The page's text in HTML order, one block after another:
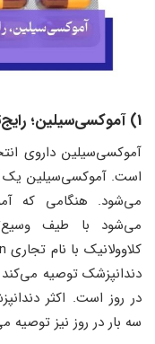
1) آموکسی‌سیلین؛ رایج‌ترین آنتی بیوتیک
آموکسی‌سیلین داروی
است. آموکسی‌سیلین یک
می‌شود. هنگامی که
می‌شود با طیف
سه بار در روز نیز توصیه